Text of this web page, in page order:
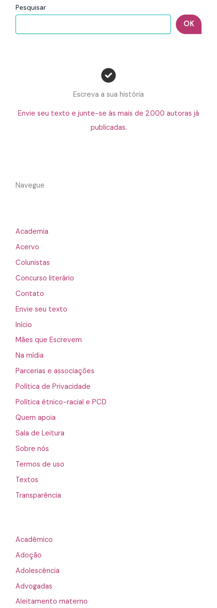
Pesquisar
OK
Escreva a sua história
Envie seu texto e junte-se às mais de 2.000 autoras já
publicadas.
Navegue
Academia
Acervo
Colunistas
Concurso literário
Contato
Envie seu texto
Início
Mães que Escrevem
Na mídia
Parcerias e associações
Política de Privacidade
Política étnico-racial e PCD
Quem apoia
Sala de Leitura
Sobre nós
Termos de uso
Textos
Transparência
Acadêmico
Adoção
Adolescência
Advogadas
Aleitamento materno